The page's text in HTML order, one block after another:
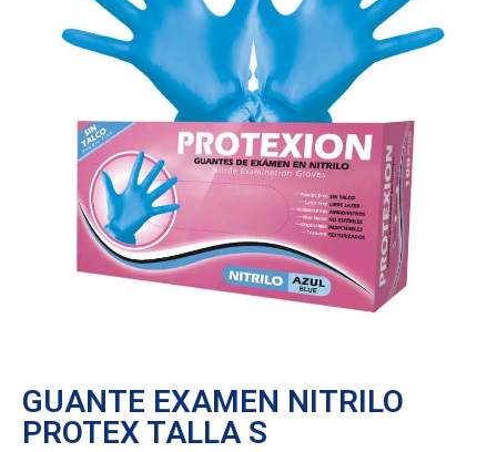
GUANTE EXAMEN NITRILO
PROTEX TALLA S